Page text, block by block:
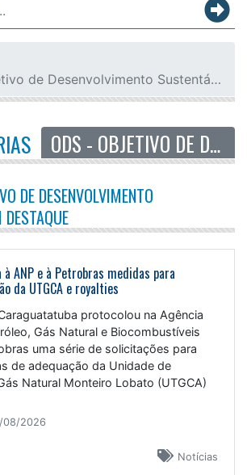
de Desenvolvimento Sustentável
ODS - OBJETIVO DE DESENVOLVIMENTO SUSTENTÁVEL
DE DESENVOLVIMENTO
ANP e à Petrobras medidas para
da UTGCA e royalties
protocolou na Agência
Gás Natural e Biocombustíveis
uma série de solicitações para
de adequação da Unidade de
Natural Monteiro Lobato (UTGCA)
08/2026
Notícias